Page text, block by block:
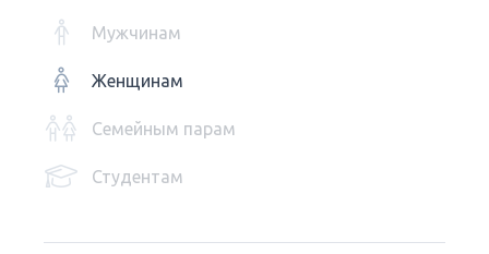
Мужчинам
Женщинам
Семейным парам
Студентам